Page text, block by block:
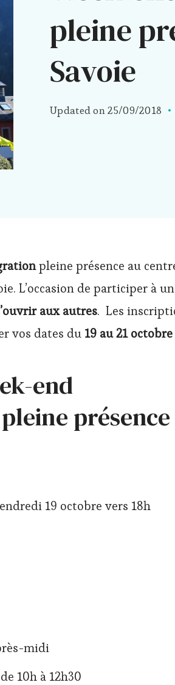
pleine
Savoie
Updated on25/09/2018
pleine présence au
L’occasion de participer à
aux autres. Les
vos dates du 19 au 21 octobre
end
présence
19 octobre vers 18h
midi
10h à 12h30